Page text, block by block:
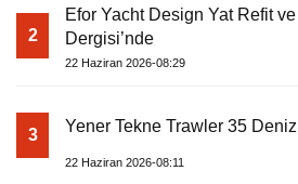
2
Efor Yacht Design Yat Refit
Dergisi’nde
22 Haziran 2026-08:29
3 Yener Tekne Trawler 35
22 Haziran 2026-08:11